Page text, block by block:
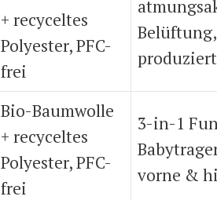
+ recyceltes
Polyester, PFC-
frei
produziert
Bio-Baumwolle
+ recyceltes
Polyester, PFC-
frei
3-in-1
vorne &